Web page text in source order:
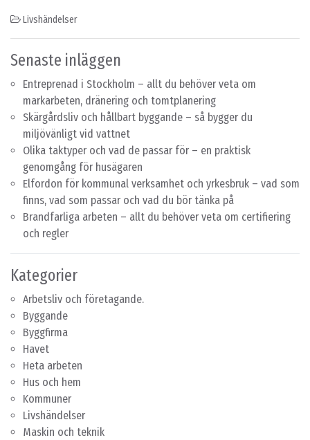
Livshändelser
Senaste inläggen
Entreprenad i Stockholm – allt du behöver veta om
markarbeten, dränering och tomtplanering
Skärgårdsliv och hållbart byggande – så bygger du
miljövänligt vid vattnet
Olika taktyper och vad de passar för – en praktisk
genomgång för husägaren
Elfordon för kommunal verksamhet och yrkesbruk – vad som
finns, vad som passar och vad du bör tänka på
Brandfarliga arbeten – allt du behöver veta om certifiering
och regler
Kategorier
Arbetsliv och företagande.
Byggande
Byggfirma
Havet
Heta arbeten
Hus och hem
Kommuner
Livshändelser
Maskin och teknik